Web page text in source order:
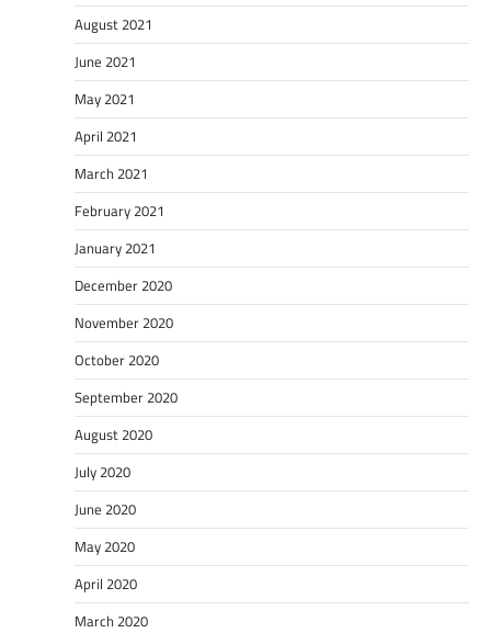
August 2021
June 2021
May 2021
April 2021
March 2021
February 2021
January 2021
December 2020
November 2020
October 2020
September 2020
August 2020
July 2020
June 2020
May 2020
April 2020
March 2020